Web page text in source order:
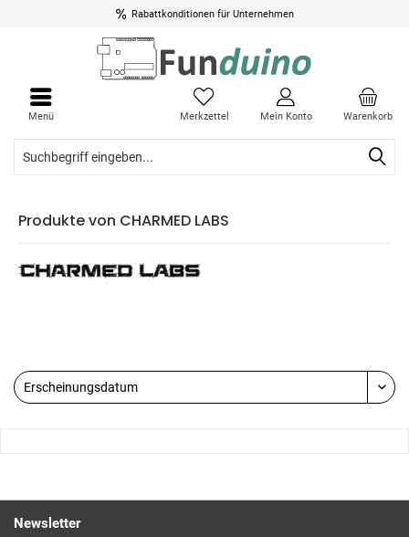
Rabattkonditionen für Unternehmen
Warenkorb
Merkzettel Mein Konto
Menü
Produkte von CHARMED LABS
Newsletter